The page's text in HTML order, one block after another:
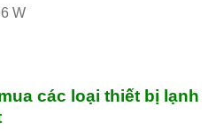
W
các loại thiết bị lạnh